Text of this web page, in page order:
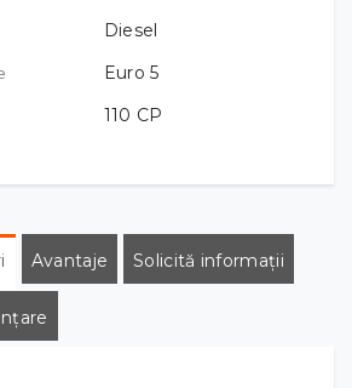
Diesel
Euro 5
110 CP
Avantaje Solicită informații